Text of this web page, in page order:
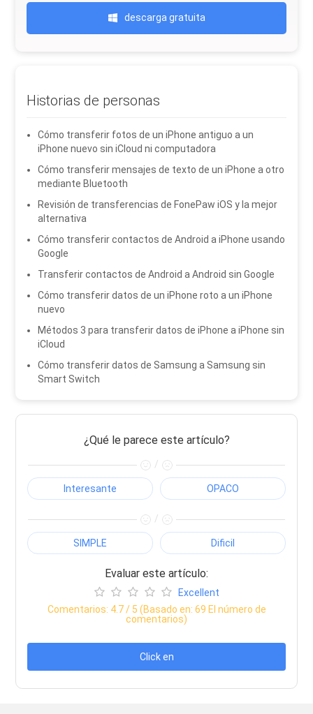
descarga gratuita
Historias de personas
Cómo transferir fotos de un iPhone antiguo a un
iPhone nuevo sin iCloud ni computadora
Cómo transferir mensajes de texto de un iPhone a otro
mediante Bluetooth
Revisión de transferencias de FonePaw iOS y la mejor
alternativa
Cómo transferir contactos de Android a iPhone usando
Google
Transferir contactos de Android a Android sin Google
Cómo transferir datos de un iPhone roto a un iPhone
nuevo
Métodos 3 para transferir datos de iPhone a iPhone sin
iCloud
Cómo transferir datos de Samsung a Samsung sin
Smart Switch
¿Qué le parece este artículo?
/
Interesante OPACO
/
SIMPLE Dificil
Evaluar este artículo:
Excellent
Comentarios: 4.7/ 5 (Basado en: 69 El número de
comentarios)
Click en